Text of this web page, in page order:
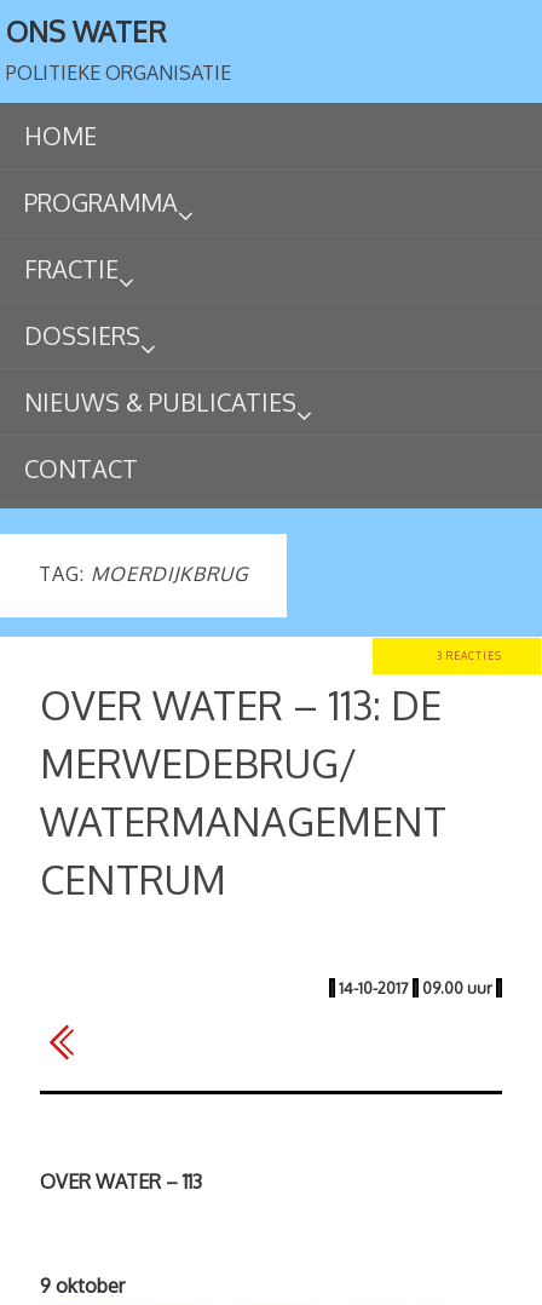
ONS WATER
POLITIEKE ORGANISATIE
HOME
PROGRAMMA
FRACTIE
DOSSIERS
NIEUWS & PUBLICATIES
CONTACT
TAG: MOERDIJKBRUG
3 REACTIES
OVER WATER – 113: DE
MERWEDEBRUG/
WATERMANAGEMENT
CENTRUM
| 14-10-2017 | 09.00 uur |
OVER WATER – 113
9 oktober